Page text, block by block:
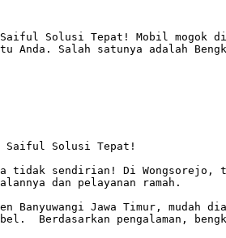
Solusi Tepat! Mobil mogok
Anda. Salah satunya adalah
Saiful Solusi Tepat!
tidak sendirian! Di Wongsorejo,
dan pelayanan ramah.
Banyuwangi Jawa Timur,
Berdasarkan pengalaman,